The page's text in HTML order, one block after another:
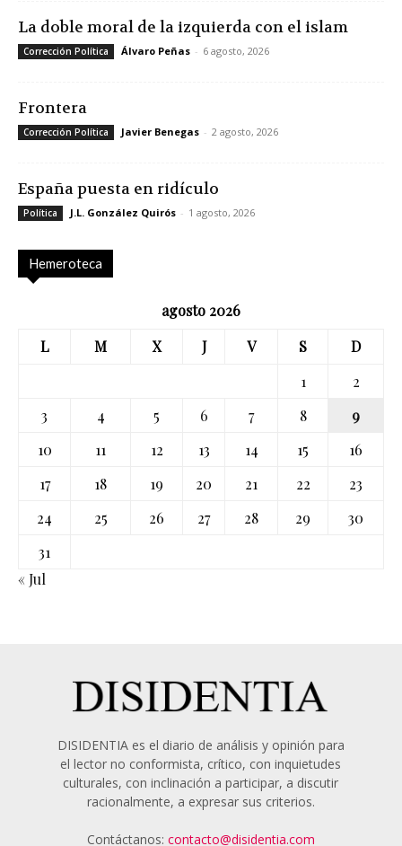
La doble moral de la izquierda con el islam
Corrección Política Álvaro Peñas - 6 agosto, 2026
Frontera
Corrección Política Javier Benegas - 2 agosto, 2026
España puesta en ridículo
Política J.L. González Quirós - 1 agosto, 2026
Hemeroteca
agosto 2026
L
M X J V S
D
1
2
3
4 5 6 7 8
9
10
11 12 13 14 15
16
17
18 19 20 21 22
23
24
25 26 27 28 29
30
31
« Jul
DISIDENTIA es el diario de análisis y opinión para
el lector no conformista, crítico, con inquietudes
culturales, con inclinación a participar, a discutir
racionalmente, a expresar sus criterios.
Contáctanos: contacto@disidentia.com